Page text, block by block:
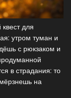
для
утром туман и
с рюкзаком и
в страдания: то
на